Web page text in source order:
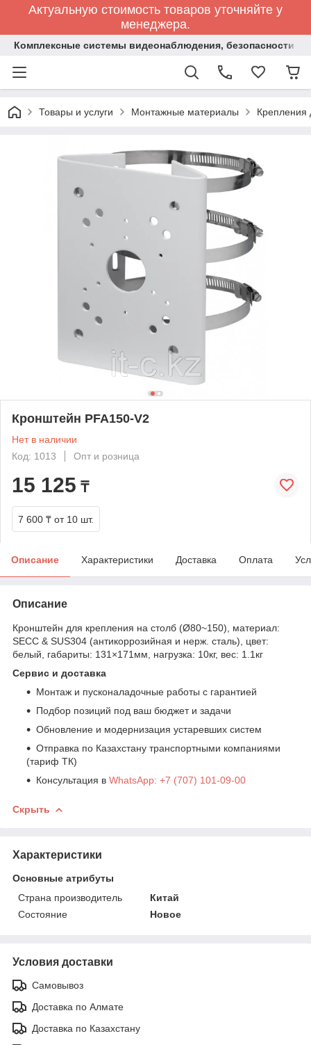
Актуальную стоимость товаров уточняйте у
менеджера.
Комплексные системы видеонаблюдения, безопасности и
Товары и услуги Монтажные материалы Крепления
Кронштейн PFA150-V2
Нет в наличии
Код: 1013
Опт и розница
15 125 ₸
7 600 ₸ от 10 шт.
Описание Характеристики Доставка Оплата
Описание
Кронштейн для крепления на столб (Ø80~150), материал:
SECC & SUS304 (антикоррозийная и нерж. сталь), цвет:
белый, габариты: 131×171мм, нагрузка: 10кг, вес: 1.1кг
Сервис и доставка
Монтаж и пусконаладочные работы с гарантией
Подбор позиций под ваш бюджет и задачи
Обновление и модернизация устаревших систем
Отправка по Казахстану транспортными компаниями
(тариф ТК)
Консультация в WhatsApp: +7 (707) 101-09-00
Скрыть
Характеристики
Основные атрибуты
Страна производитель
Китай
Состояние
Новое
Условия доставки
Самовывоз
Доставка по Алмате
Доставка по Казахстану